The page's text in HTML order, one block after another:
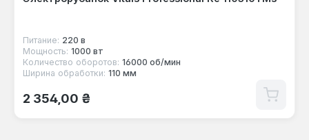
Питание: 220 в
Мощность: 1000 вт
Количество оборотов: 16000 об/мин
Ширина обработки: 110 мм
Обычная цена:
2 354,00 ₴